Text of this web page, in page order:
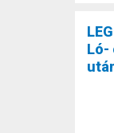
Ló-